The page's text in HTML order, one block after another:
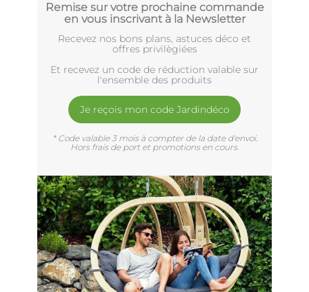
Remise sur votre prochaine commande
en vous inscrivant à la Newsletter
Recevez nos bons plans, astuces déco et
offres privilègiées
Et recevez un code de réduction valable sur
l'ensemble des produits
Je reçois mon code Jardindéco
* Code valable 3 mois à compter de la date d'envoi.
Hors frais de port et promotions en cours.